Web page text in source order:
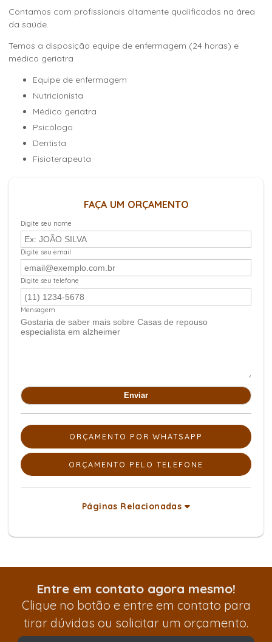
Contamos com profissionais altamente qualificados na área
da saúde.
Temos a disposição equipe de enfermagem (24 horas) e
médico geriatra
Equipe de enfermagem
Nutricionista
Médico geriatra
Psicólogo
Dentista
Fisioterapeuta
FAÇA UM ORÇAMENTO
Digite seu nome
Digite seu email
Digite seu telefone
Mensagem
ORÇAMENTO POR WHATSAPP
ORÇAMENTO PELO TELEFONE
Páginas Relacionadas
Entre em contato agora mesmo!
Clique no botão e entre em contato para
tirar dúvidas ou solicitar um orçamento.